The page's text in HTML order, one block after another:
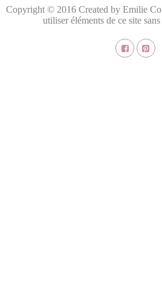
Copyright © 2016 Created by Emilie
utiliser éléments de ce site